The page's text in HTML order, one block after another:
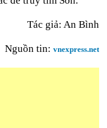
Tác giả: An Bình
Nguồn tin: vnexpress.net